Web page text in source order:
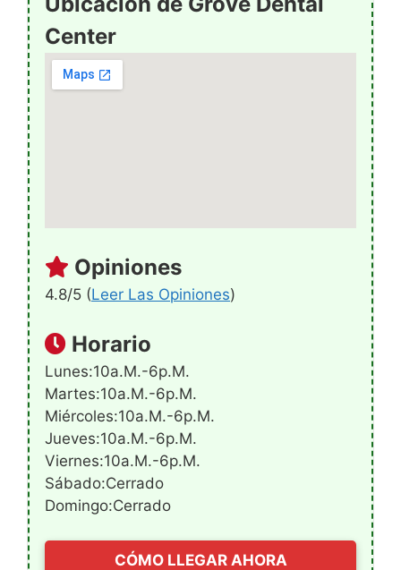
Center
Opiniones
4.8/5 (Leer Las Opiniones)
Horario
Lunes:10a.m.-6p.m.
Martes:10a.m.-6p.m.
Miércoles:10a.m.-6p.m.
Jueves:10a.m.-6p.m.
Viernes:10a.m.-6p.m.
Sábado:Cerrado
Domingo:Cerrado
CÓMO LLEGAR AHORA